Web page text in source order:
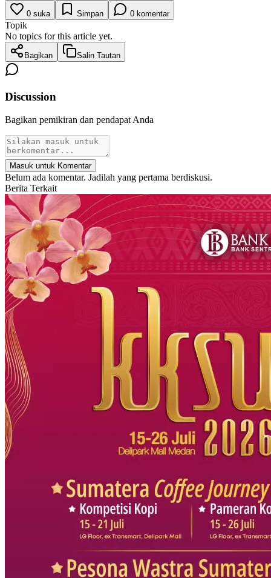
0 suka Simpan 0 komentar
Topik
No topics for this article yet.
Bagikan Salin Tautan
Discussion
Bagikan pemikiran dan pendapat Anda
Masuk untuk Komentar
Belum ada komentar. Jadilah yang pertama berdiskusi.
Berita Terkait